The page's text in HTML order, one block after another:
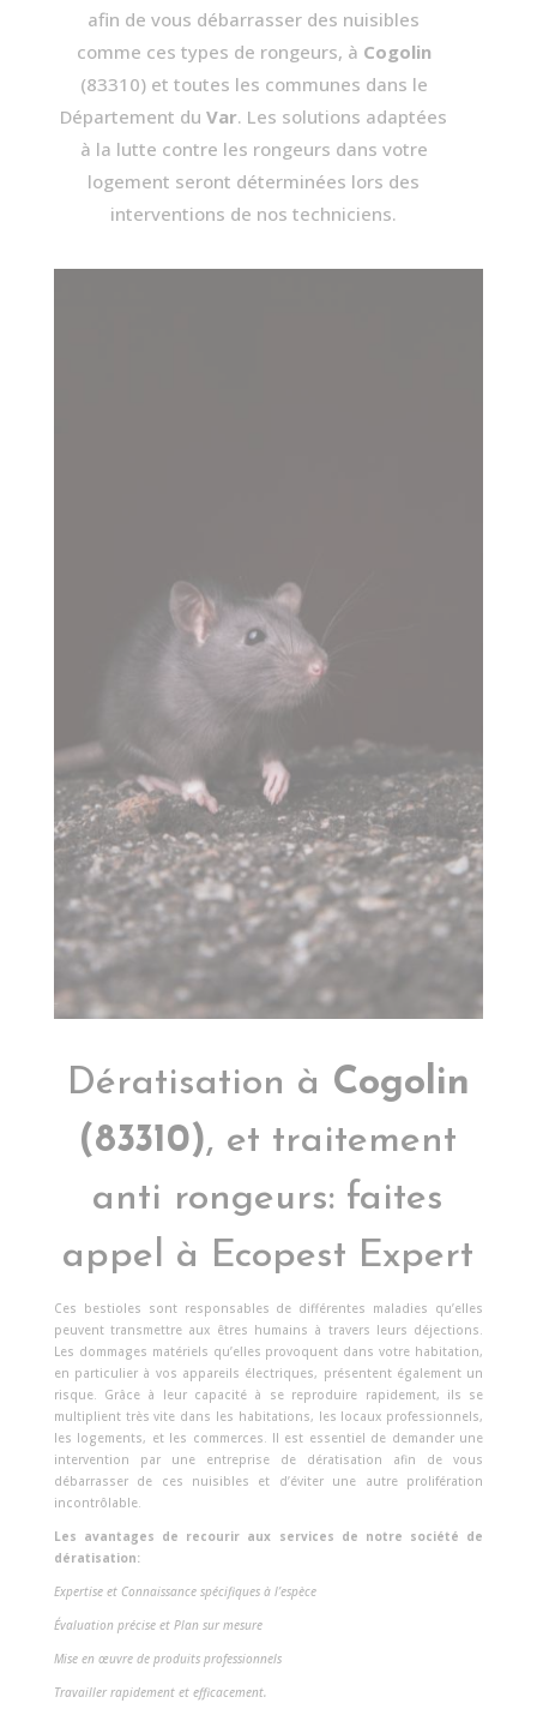
afin de vous débarrasser des nuisibles
comme ces types de rongeurs, à Cogolin
(83310) et toutes les communes dans le
Département duVar. Les solutions adaptées
à la lutte contre les rongeurs dans votre
logement seront déterminées lors des
interventions de nos techniciens.
Dératisation à Cogolin
(83310), et traitement
anti rongeurs: faites
appel à Ecopest Expert
Ces bestioles sont responsables de différentes maladies qu’elles
peuvent transmettre aux êtres humains à travers leurs déjections.
Les dommages matériels qu’elles provoquent dans votre habitation,
en particulier à vos appareils électriques, présentent également un
risque. Grâce à leur capacité à se reproduire rapidement, ils se
multiplient très vite dans les habitations, les locaux professionnels,
les logements, et les commerces. Il est essentiel de demander une
intervention par une entreprise de dératisation afin de vous
débarrasser de ces nuisibles et d’éviter une autre prolifération
incontrôlable.
Les avantages de recourir aux services de notre société de
dératisation:
Expertise et Connaissance spécifiques à l’espèce
Évaluation précise et Plan sur mesure
Mise en œuvre de produits professionnels
Travailler rapidement et efficacement.